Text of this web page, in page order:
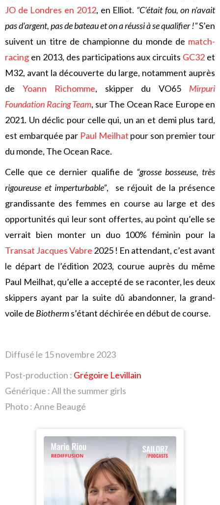
JO de Londres en 2012, en Elliot. “C’était fou, on n’avait
pas d’argent, pas de bateau et on a réussi à se qualifier !”S’en
suivent un titre de championne du monde de match-
racing en 2013, des participations aux circuits GC32 et
M32, avant la découverte du large, notamment auprès
de Yoann Richomme, skipper du VO65 Mirpuri
Foundation Racing Team, sur The Ocean Race Europe en
2021. Un déclic pour celle qui, un an et demi plus tard,
est embarquée par Paul Meilhat pour son premier tour
du monde, The Ocean Race.
Celle que ce dernier qualifie de “grosse bosseuse, très
rigoureuse et imperturbable”, se réjouit de la présence
grandissante des femmes en course au large et des
opportunités qui leur sont offertes, au point qu’elle se
verrait bien monter un duo 100% féminin pour la
Transat Jacques Vabre 2025 ! En attendant, c’est avant
le départ de l’édition 2023, courue auprès du même
Paul Meilhat, qu’elle a accepté de se raconter, les deux
skippers ayant par la suite dû abandonner, la grand-
voile de Biotherms’étant déchirée en début de course.
Diffusé le 15 novembre 2023
Post-production : Grégoire Levillain
Générique : All the summer girls
Photo : Anne Beaugé